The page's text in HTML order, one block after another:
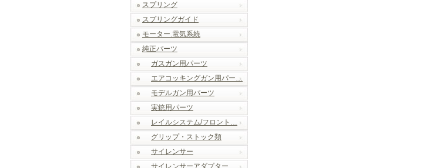
スプリング
スプリングガイド
モーター.電気系統
純正パーツ
ガスガン用パーツ
エアコッキングガン用パー…
モデルガン用パーツ
実銃用パーツ
レイルシステム/フロント…
グリップ・ストック類
サイレンサー
サイレンサーアダプター